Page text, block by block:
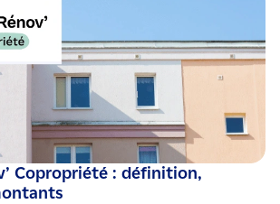
Copropriété : définition,